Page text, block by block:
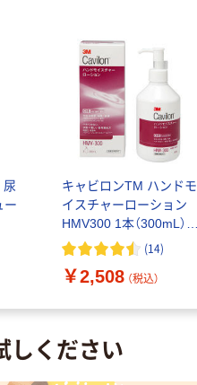
尿
ー
キャビロンTM ハンドモ
イスチャーローション
HMV300 1本（300mL）
スリーエム
(14)
￥2,508 （税込）
しください